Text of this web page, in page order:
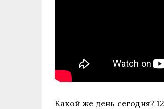
Какой же день сегодня?